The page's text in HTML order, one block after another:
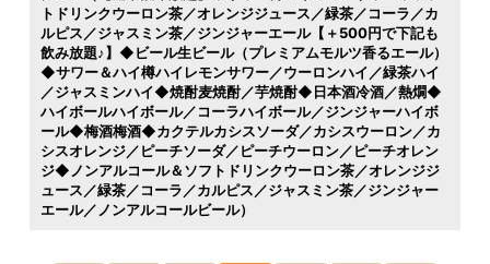
トドリンクウーロン茶／オレンジジュース／緑茶／コーラ／カ
ルピス／ジャスミン茶／ジンジャーエール【＋500円で下記も
飲み放題♪】◆ビール生ビール（プレミアムモルツ香るエール）
◆サワー＆ハイ樽ハイレモンサワー／ウーロンハイ／緑茶ハイ
／ジャスミンハイ◆焼酎麦焼酎／芋焼酎◆日本酒冷酒／熱燗◆
ハイボールハイボール／コーラハイボール／ジンジャーハイボ
ール◆梅酒梅酒◆カクテルカシスソーダ／カシスウーロン／カ
シスオレンジ／ピーチソーダ／ピーチウーロン／ピーチオレン
ジ◆ノンアルコール＆ソフトドリンクウーロン茶／オレンジジ
ュース／緑茶／コーラ／カルピス／ジャスミン茶／ジンジャー
エール／ノンアルコールビール）